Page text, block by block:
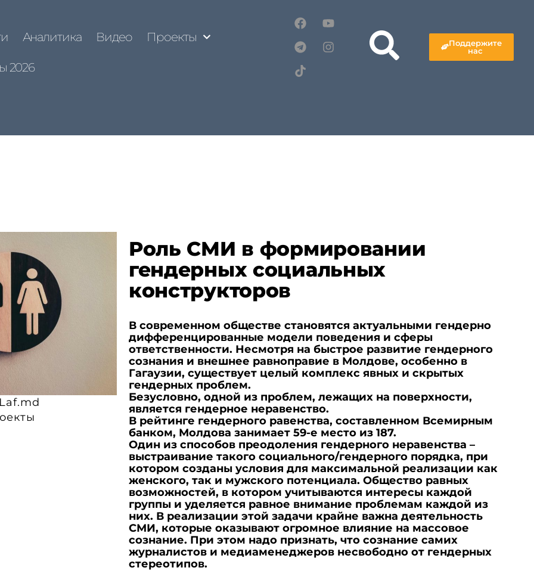
Аналитика Видео Проекты
2026
Поддержите
нас
Роль СМИ в формировании
гендерных социальных
конструкторов
В современном обществе становятся актуальными гендерно
дифференцированные модели поведения и сферы
ответственности. Несмотря на быстрое развитие гендерного
сознания и внешнее равноправие в Молдове, особенно в
Гагаузии, существует целый комплекс явных и скрытых
гендерных проблем.
Безусловно, о дной из проблем, лежащих на поверхности,
является гендерное неравенство.
В рейтинге гендерного равенства, составленном Всемирным
банком, Молдова занимает 59-е место из 187.
Один из способов преодоления гендерного неравенства –
выстраивание такого социального/гендерного порядка, при
котором созданы условия для максимальной реализации как
женского, так и мужского потенциала. Общество равных
возможностей, в котором учитываются интересы каждой
группы и уделяется равное внимание проблемам каждой из
них. В реализации этой задачи крайне важна деятельность
СМИ, которые оказывают огромное влияние на массовое
сознание. При этом надо признать, что сознание самих
журналистов и медиаменеджеров несвободно от гендерных
стереотипов.